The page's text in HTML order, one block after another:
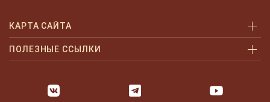
КАРТА САЙТА
Аукционы
Как продать
ПОЛЕЗНЫЕ ССЫЛКИ
Оплата и доставка